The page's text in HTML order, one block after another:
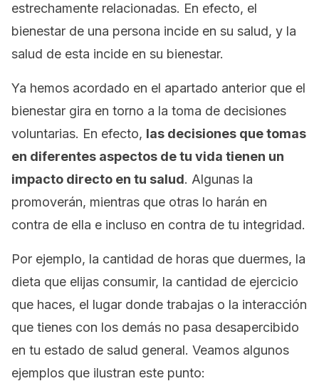
estrechamente relacionadas. En efecto, el
bienestar de una persona incide en su salud, y la
salud de esta incide en su bienestar.
Ya hemos acordado en el apartado anterior que el
bienestar gira en torno a la toma de decisiones
voluntarias. En efecto, las decisiones que tomas
en diferentes aspectos de tu vida tienen un
impacto directo en tu salud. Algunas la
promoverán, mientras que otras lo harán en
contra de ella e incluso en contra de tu integridad.
Por ejemplo, la cantidad de horas que duermes, la
dieta que elijas consumir, la cantidad de ejercicio
que haces, el lugar donde trabajas o la interacción
que tienes con los demás no pasa desapercibido
en tu estado de salud general. Veamos algunos
ejemplos que ilustran este punto: